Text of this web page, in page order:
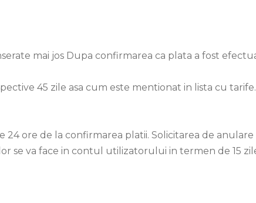
mai jos Dupa confirmarea ca plata a fost
45 zile asa cum este mentionat in lista cu tarife.
ore de la confirmarea platii. Solicitarea de anulare
se va face in contul utilizatorului in termen de 15